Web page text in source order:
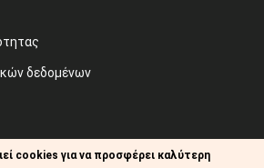
δεδομένων
cookies για να προσφέρει καλύτερη